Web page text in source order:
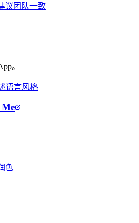
议 团队一致
。
语言风格
色